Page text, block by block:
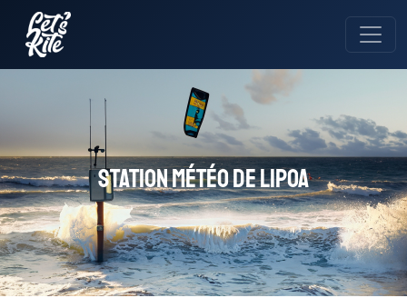
Station météo de Lipoa